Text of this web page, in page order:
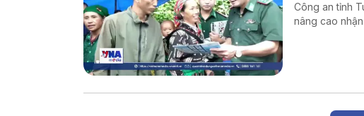
Công an tỉnh
nâng cao